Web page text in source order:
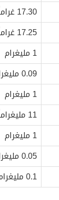
17.30 غراماً
17.25 غراماً
1 مليغرام
0.09 مليغرام
1 مليغرام
11 مليغراماً
1 مليغرام
0.05 مليغرام
0.1 مليغرام